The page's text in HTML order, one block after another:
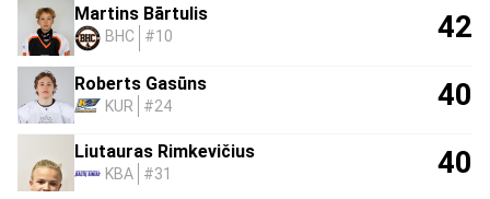
Martins Bārtulis
BHC #10 42
Roberts Gasūns
KUR #24 40
Liutauras Rimkevičius
KBA #31 40